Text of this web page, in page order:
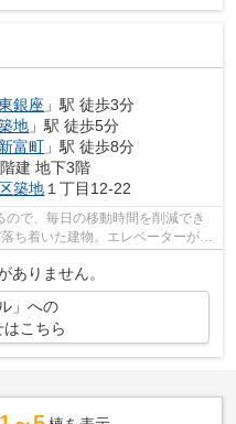
銀座 」駅 徒歩3分
地 」駅 徒歩5分
新富町 」駅 徒歩8分
建 地下3階
築地１丁目12-22
で、毎日の移動時間を削減でき
ち着いた建物。エレベーターが2
ありません。
」への
こちら